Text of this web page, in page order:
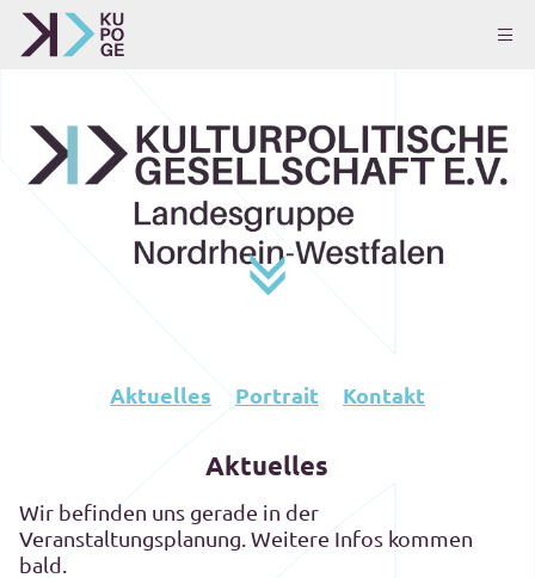
Aktuelles Portrait Kontakt
Aktuelles
Wir befinden uns gerade in der
Veranstaltungsplanung. Weitere Infos kommen
bald.